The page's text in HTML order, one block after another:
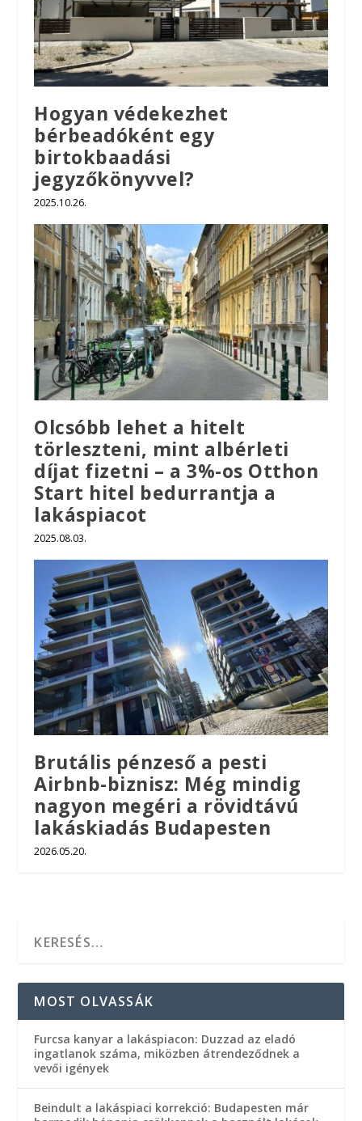
Hogyan védekezhet
bérbeadóként egy
birtokbaadási
jegyzőkönyvvel?
2025.10.26.
Olcsóbb lehet a hitelt
törleszteni, mint albérleti
díjat fizetni – a 3%-os Otthon
Start hitel bedurrantja a
lakáspiacot
2025.08.03.
Brutális pénzeső a pesti
Airbnb-biznisz: Még mindig
nagyon megéri a rövidtávú
lakáskiadás Budapesten
2026.05.20.
MOST OLVASSÁK
Furcsa kanyar a lakáspiacon: Duzzad az eladó
ingatlanok száma, miközben átrendeződnek a
vevői igények
Beindult a lakáspiaci korrekció: Budapesten már